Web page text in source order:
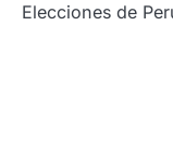
Elecciones de